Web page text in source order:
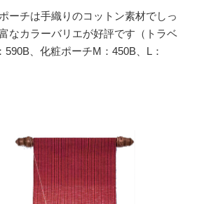
ーチは手織りのコットン素材でしっ
なカラーバリエが好評です（トラベ
590B、化粧ポーチM：450B、L：